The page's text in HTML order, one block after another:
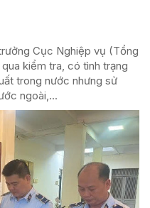
Cục Nghiệp vụ (Tổng
kiểm tra, có tình trạng
trong nước nhưng sử
ngoài,...